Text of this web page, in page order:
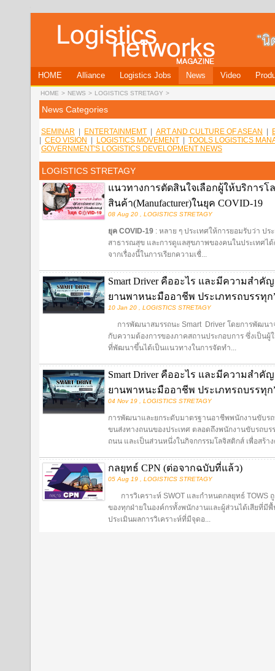
HOME Alliance Logistics Jobs News Video
HOME > NEWS > LOGISTICS STRETAGY >
News Categories
SEMINAR ENTERTAINMEMT ART AND CULTURE OF ASEAN
CEO VISION LOGISTICS MOVEMENT
TOOLS LOGISTICS
GOVERNMENT'S LOGISTICS DEVELOPMENT NEWS
LOGISTICS STRETAGY
แนวทางการตัดสินใจเลือกผู้ให้บริการโ
สินค้า(Manufacturer)ในยุค COVID-19
08 Aug 20 , LOGISTICS STRETAGY
ยุค COVID-19 : หลาย ๆ ประเทศให้การยอมรับว่า ป
สาธารณสุข และการดูแลสุขภาพของคนในประเทศ
จากเรื่องนี้ในการเรียกความเชื่...
Smart Driver คืออะไร และมีความสำ
ยานพาหนะมืออาชีพ ประเภทรถบรรทุก
10 Jan 20 , LOGISTICS STRETAGY
การพัฒนาสมรรถนะ Smart Driver โดยการพัฒนา
กับความต้องการของภาคสถานประกอบการ ซึ่งเป็นผู้
ที่พัฒนาขึ้นได้เป็นแนวทางในการจัดทำ...
Smart Driver คืออะไร และมีความสำ
ยานพาหนะมืออาชีพ ประเภทรถบรรทุก
04 Nov 19 , LOGISTICS STRETAGY
การพัฒนาและยกระดับมาตรฐานอาชีพพนักงานขับร
ขนส่งทางถนนของประเทศ ตลอดถึงพนักงานขับรถบ
ถนน และเป็นส่วนหนึ่งในกิจกกรรมโลจิสติกส์ เพื่อสร้า
กลยุทธ์ CPN (ต่อจากฉบับที่แล้ว)
05 Aug 19 , LOGISTICS STRETAGY
การวิเคราะห์ SWOT และกำหนดกลยุทธ์ TOWS
ของทุกฝ่ายในองค์กรทั้งพนักงานและผู้ส่วนได้เสียที่มี
ประเมินผลการวิเคราะห์ที่มีจุดอ...